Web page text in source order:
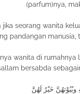
(parfum)nya,
jika seorang wanita
pandangan manusia,
wanita di
bersabda
وبُيُوْتهُنَّ خَيْرٌ لَهُنَّ